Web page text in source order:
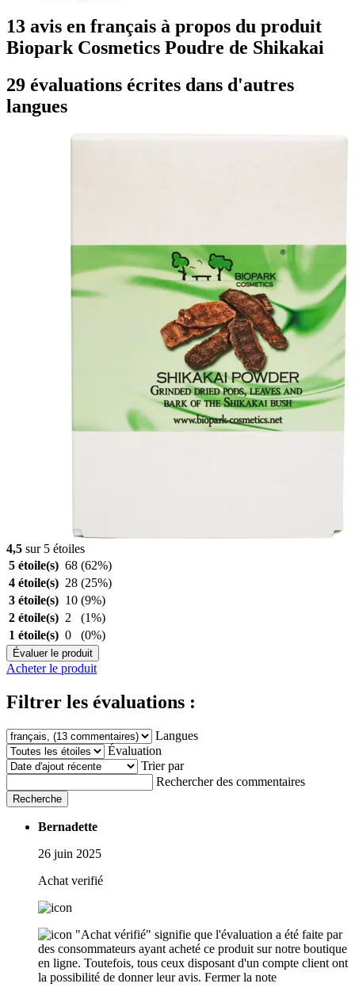
13 avis en français à propos du produit
Biopark Cosmetics Poudre de Shikakai
29 évaluations écrites dans d'autres
langues
4,5 sur 5 étoiles
5 étoile(s) 68 (62%)
4 étoile(s) 28 (25%)
3 étoile(s) 10 (9%)
2 étoile(s) 2
(1%)
1 étoile(s) 0 (0%)
Évaluer le produit
Acheter le produit
Filtrer les évaluations :
Langues
Évaluation
Trier par
Rechercher des commentaires
Recherche
Bernadette
26 juin 2025
Achat verifié
"Achat vérifié" signifie que l'évaluation a été faite par
des consommateurs ayant acheté ce produit sur notre boutique
en ligne. Toutefois, tous ceux disposant d'un compte client ont
la possibilité de donner leur avis. Fermer la note